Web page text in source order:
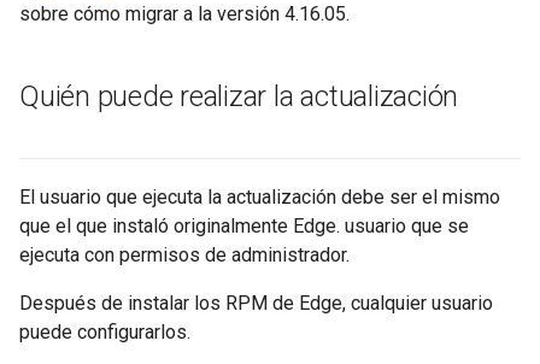
sobre cómo migrar a la versión 4.16.05.
Quién puede realizar la actualización
El usuario que ejecuta la actualización debe ser el mismo
que el que instaló originalmente Edge. usuario que se
ejecuta con permisos de administrador.
Después de instalar los RPM de Edge, cualquier usuario
puede configurarlos.